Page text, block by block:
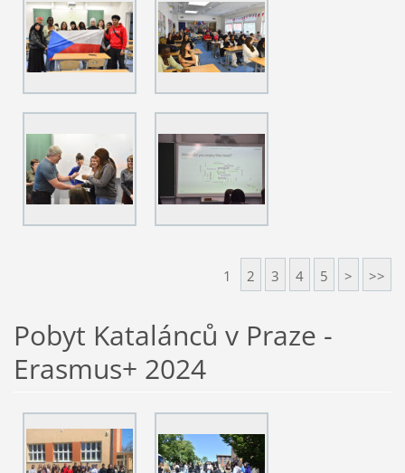
1 2 3 4 5 > >>
Pobyt Katalánců v Praze -
Erasmus+ 2024